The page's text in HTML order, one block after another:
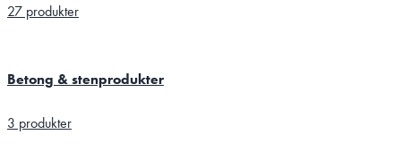
27 produkter
Betong & stenprodukter
3 produkter